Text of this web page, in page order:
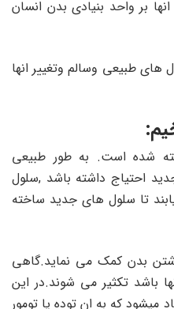
بر واحد بنیادی بدن انسان
طبیعی وسالم وتغییر انها
شده است. به طور طبیعی
احتیاج داشته باشد ,سلول
تا سلول های جدید ساخته
بدن کمک می نماید.گاهی
باشد تکثیر می شوند.در این
که به ان توده یا تومور